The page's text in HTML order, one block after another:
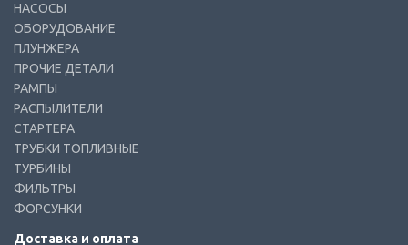
НАСОСЫ
ОБОРУДОВАНИЕ
ПЛУНЖЕРА
ПРОЧИЕ ДЕТАЛИ
РАМПЫ
РАСПЫЛИТЕЛИ
СТАРТЕРА
ТРУБКИ ТОПЛИВНЫЕ
ТУРБИНЫ
ФИЛЬТРЫ
ФОРСУНКИ
Доставка и оплата